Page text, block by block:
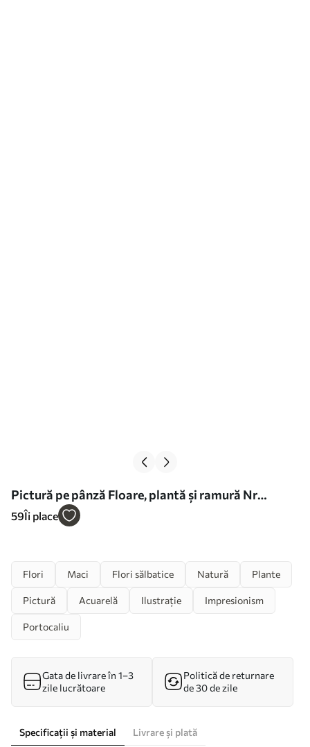
Pictură pe pânză Floare, plantă și ramură Nr
s33649
59Îi place
Flori Maci Flori sălbatice Natură Plante
Pictură Acuarelă Ilustrație Impresionism
Portocaliu
Gata de livrare în 1–3
zile lucrătoare
Politică de returnare
de 30 de zile
Specificații și material
Livrare și plată